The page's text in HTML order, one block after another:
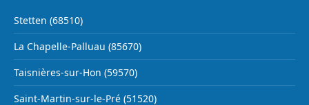
Stetten (68510)
La Chapelle-Palluau (85670)
Taisnières-sur-Hon (59570)
Saint-Martin-sur-le-Pré (51520)